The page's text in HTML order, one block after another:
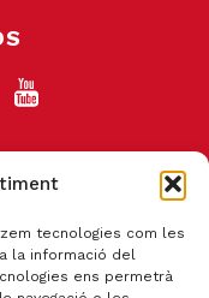
tecnologies com les
la informació del
ens permetrà